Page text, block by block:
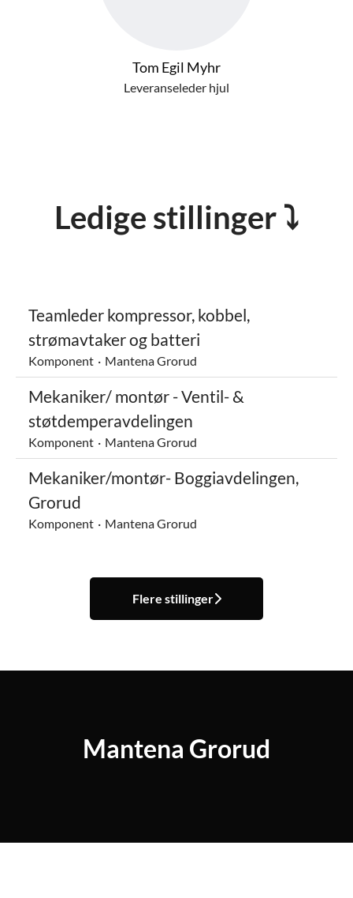
Tom Egil Myhr
Leveranseleder hjul
Ledige stillinger ⤵
Teamleder kompressor, kobbel,
strømavtaker og batteri
Komponent · Mantena Grorud
Mekaniker/ montør - Ventil- &
støtdemperavdelingen
Komponent · Mantena Grorud
Mekaniker/montør- Boggiavdelingen,
Grorud
Komponent · Mantena Grorud
Flere stillinger
Mantena Grorud